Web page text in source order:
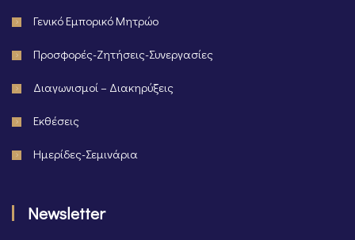
Γενικό Εμπορικό Μητρώο
Προσφορές-Ζητήσεις-Συνεργασίες
Διαγωνισμοί – Διακηρύξεις
Εκθέσεις
Ημερίδες-Σεμινάρια
Newsletter